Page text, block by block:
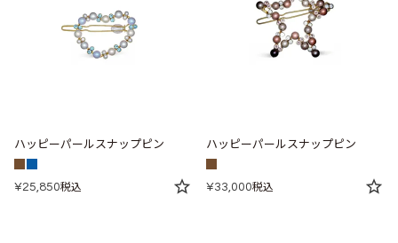
ハッピーパールスナップピン
¥25,850税込
ハッピーパールスナップピン
¥33,000税込